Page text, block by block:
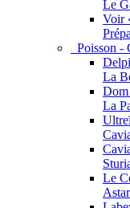
Le
Voir
Poisson -
La
La
Le